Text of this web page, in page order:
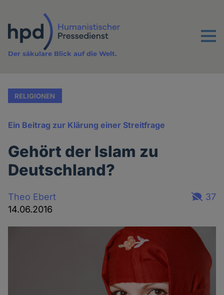
Inhalt
Menu
Der säkulare Blick auf die Welt.
RELIGIONEN
Ein Beitrag zur Klärung einer Streitfrage
Gehört der Islam zu
Deutschland?
Theo Ebert
14.06.2016
37